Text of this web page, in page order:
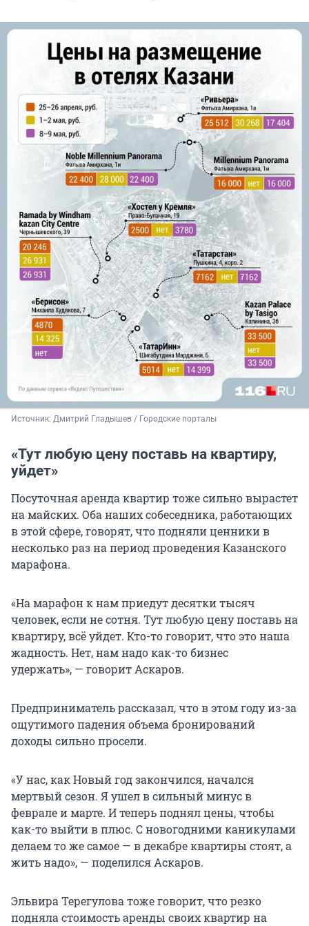
Источник: Дмитрий Гладышев / Городские порталы
«Тут любую цену поставь на квартиру,
уйдет»
Посуточная аренда квартир тоже сильно вырастет
на майских. Оба наших собеседника, работающих
в этой сфере, говорят, что подняли ценники в
несколько раз на период проведения Казанского
марафона.
«На марафон к нам приедут десятки тысяч
человек, если не сотня. Тут любую цену поставь на
квартиру, всё уйдет. Кто-то говорит, что это наша
жадность. Нет, нам надо как-то бизнес
удержать», — говорит Аскаров.
Предприниматель рассказал, что в этом году из-за
ощутимого падения объема бронирований
доходы сильно просели.
«У нас, как Новый год закончился, начался
мертвый сезон. Я ушел в сильный минус в
феврале и марте. И теперь поднял цены, чтобы
как-то выйти в плюс. С новогодними каникулами
делаем то же самое — в декабре квартиры стоят, а
жить надо», — поделился Аскаров.
Эльвира Терегулова тоже говорит, что резко
подняла стоимость аренды своих квартир на